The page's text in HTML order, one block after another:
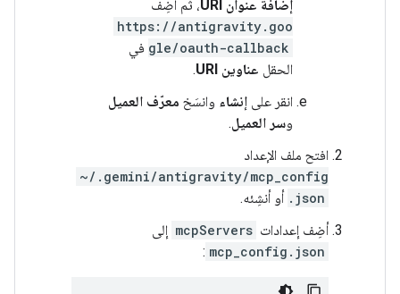
إضافة عنوان URI
، ثم أضِف
https://antigravity.goo
gle/oauth-callback في
الحقل عناوين URI
.
انقر على إنشاء وانسَخ معرّف العميل
وسر العميل.
افتح ملف الإعداد
~/.gemini/antigravity/mcp_config
.json أو أنشِئه.
أضِف إعدادات mcpServers إلى
mcp_config.json
: